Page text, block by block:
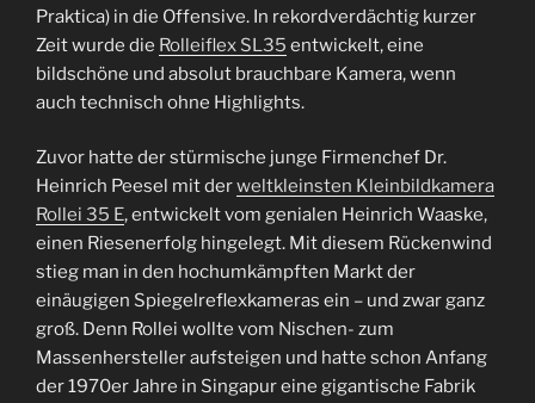
Praktica) in die Offensive. In rekordverdächtig kurzer
Zeit wurde die Rolleiflex SL35 entwickelt, eine
bildschöne und absolut brauchbare Kamera, wenn
auch technisch ohne Highlights.
Zuvor hatte der stürmische junge Firmenchef Dr.
Heinrich Peesel mit derweltkleinsten Kleinbildkamera
Rollei 35 E, entwickelt vom genialen Heinrich Waaske,
einen Riesenerfolg hingelegt. Mit diesem Rückenwind
stieg man in den hochumkämpften Markt der
einäugigen Spiegelreflexkameras ein – und zwar ganz
groß. Denn Rollei wollte vom Nischen- zum
Massenhersteller aufsteigen und hatte schon Anfang
der 1970er Jahre in Singapur eine gigantische Fabrik